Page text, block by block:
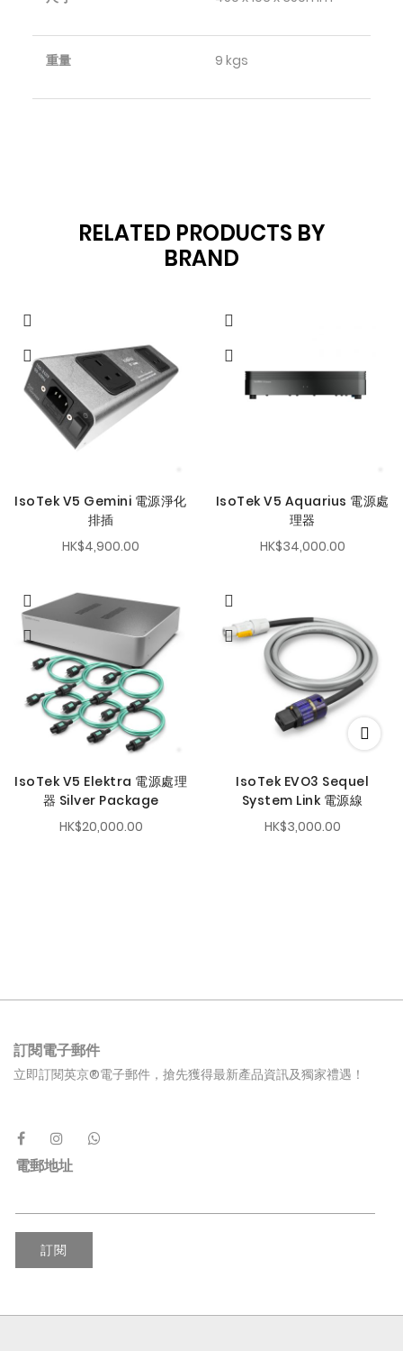
重量 9 kgs
RELATED PRODUCTS BY
BRAND
IsoTek V5 Gemini 電源淨化
排插
HK$4,900.00
IsoTek V5 Aquarius 電源處
理器
HK$34,000.00
IsoTek V5 Elektra 電源處理
器 Silver Package
HK$20,000.00
IsoTek EVO3 Sequel
System Link 電源線
HK$3,000.00
訂閱電子郵件
立即訂閱英京®電子郵件，搶先獲得最新產品資訊及獨家禮遇！
電郵地址
訂閱